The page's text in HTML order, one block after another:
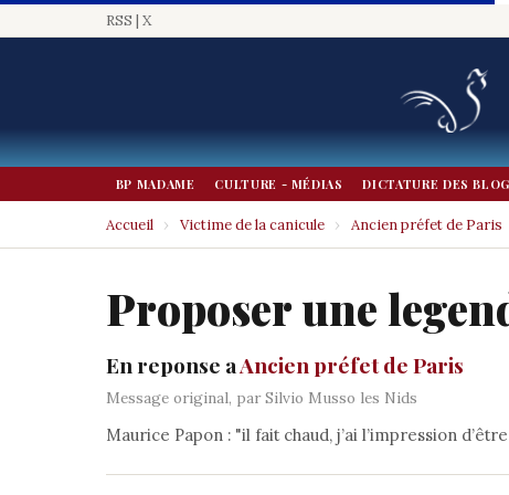
RSS | X
BP MADAME CULTURE - MÉDIAS DICTATURE DES
Accueil › Victime de la canicule › Ancien préfet de Paris
Proposer une
En reponse aAncien préfet de Paris
Message original, par Silvio Musso les Nids
Maurice Papon : "il fait chaud, j’ai l’impression